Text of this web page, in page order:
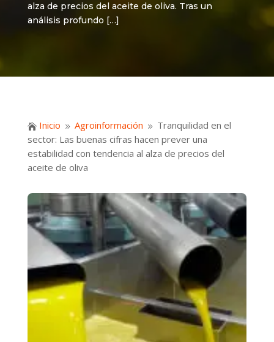
alza de precios del aceite de oliva. Tras un
análisis profundo […]
 Inicio 9 Agroinformación 9 Tranquilidad en el
sector: Las buenas cifras hacen prever una
estabilidad con tendencia al alza de precios del
aceite de oliva